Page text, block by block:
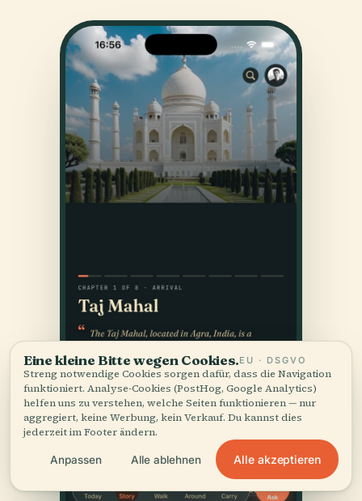
Eine kleine Bitte wegen Cookies.EU · DSGVO
Streng notwendige Cookies sorgen dafür, dass die Navigation
funktioniert. Analyse-Cookies (PostHog, Google Analytics)
helfen uns zu verstehen, welche Seiten funktionieren — nur
aggregiert, keine Werbung, kein Verkauf. Du kannst dies
jederzeit im Footer ändern.
Anpassen Alle ablehnen Alle akzeptieren